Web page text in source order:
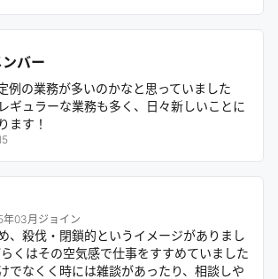
バー
例の業務が多いのかなと思っていました
ギュラーな業務も多く、日々新しいことに
ます！
年03月ジョイン
、殺伐・閉鎖的というイメージがありまし
くはその空気感で仕事をすすめていました
でなくく時には雑談があったり、相談しや